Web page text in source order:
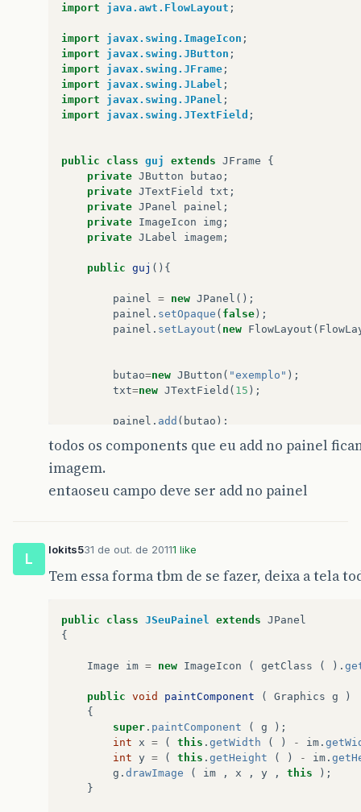
import
java.awt.FlowLayout ;
import javax.swing.ImageIcon ;
import
javax.swing.JButton ;
import
javax.swing.JFrame ;
import
javax.swing.JLabel ;
import
javax.swing.JPanel ;
import
javax.swing.JTextField ;
public class guj extends JFrame
{
private JButton butao ;
private JTextField txt ;
private JPanel painel ;
private ImageIcon img ;
private JLabel imagem ;
public guj (){
painel = new JPanel ();
painel . setOpaque ( false );
painel . setLayout ( new FlowLayout (
butao=new JButton ( "exemplo" );
txt=new JTextField ( 15 );
painel . add ( butao );
getGlassPane
setVisible true
setLayout(
c.setBackground Color. BLACK);
this setLocationRelativeTo( null );
public
static void main ( String [] args )
todos os components que eu add no painel
imagem.
entaoseu campo deve ser add no painel
L
lokits531 de out. de 20111 like
Tem essa forma tbm de se fazer, deixa a tela
public class JSeuPainel extends JPanel
{
Image im = new ImageIcon ( getClass ( ).
public void paintComponent ( Graphics g
)
{
super . paintComponent ( g
);
int
x = ( this . getWidth ( ) - im .
int y = ( this . getHeight ( ) - im .
g . drawImage ( im , x , y , this
);
}